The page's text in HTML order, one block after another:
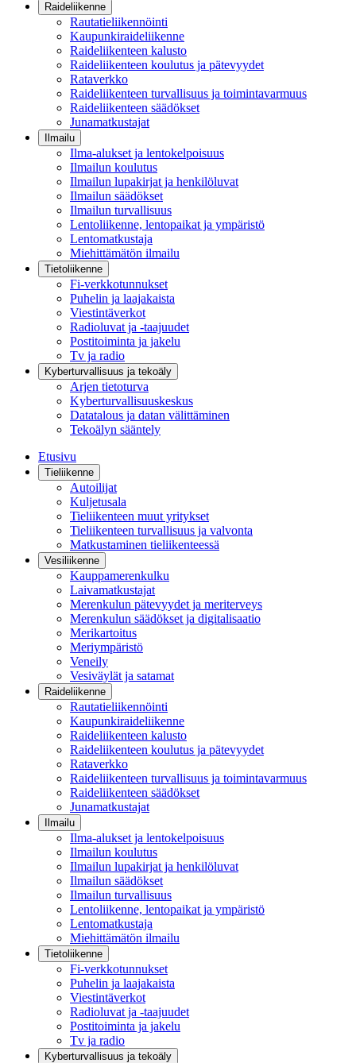
Raideliikenne
Rautatieliikennöinti
Kaupunkiraideliikenne
Raideliikenteen kalusto
Raideliikenteen koulutus ja pätevyydet
Rataverkko
Raideliikenteen turvallisuus ja toimintavarmuus
Raideliikenteen säädökset
Junamatkustajat
Ilmailu
Ilma-alukset ja lentokelpoisuus
Ilmailun koulutus
Ilmailun lupakirjat ja henkilöluvat
Ilmailun säädökset
Ilmailun turvallisuus
Lentoliikenne, lentopaikat ja ympäristö
Lentomatkustaja
Miehittämätön ilmailu
Tietoliikenne
Fi-verkkotunnukset
Puhelin ja laajakaista
Viestintäverkot
Radioluvat ja -taajuudet
Postitoiminta ja jakelu
Tv ja radio
Kyberturvallisuus ja tekoäly
Arjen tietoturva
Kyberturvallisuuskeskus
Datatalous ja datan välittäminen
Tekoälyn sääntely
Etusivu
Tieliikenne
Autoilijat
Kuljetusala
Tieliikenteen muut yritykset
Tieliikenteen turvallisuus ja valvonta
Matkustaminen tieliikenteessä
Vesiliikenne
Kauppamerenkulku
Laivamatkustajat
Merenkulun pätevyydet ja meriterveys
Merenkulun säädökset ja digitalisaatio
Merikartoitus
Meriympäristö
Veneily
Vesiväylät ja satamat
Raideliikenne
Rautatieliikennöinti
Kaupunkiraideliikenne
Raideliikenteen kalusto
Raideliikenteen koulutus ja pätevyydet
Rataverkko
Raideliikenteen turvallisuus ja toimintavarmuus
Raideliikenteen säädökset
Junamatkustajat
Ilmailu
Ilma-alukset ja lentokelpoisuus
Ilmailun koulutus
Ilmailun lupakirjat ja henkilöluvat
Ilmailun säädökset
Ilmailun turvallisuus
Lentoliikenne, lentopaikat ja ympäristö
Lentomatkustaja
Miehittämätön ilmailu
Tietoliikenne
Fi-verkkotunnukset
Puhelin ja laajakaista
Viestintäverkot
Radioluvat ja -taajuudet
Postitoiminta ja jakelu
Tv ja radio
Kyberturvallisuus ja tekoäly